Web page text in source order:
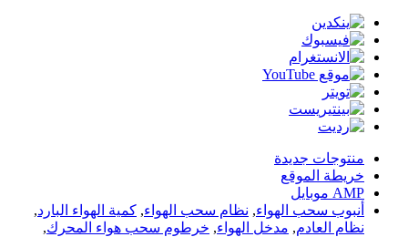
منتوجات جديدة
خريطة الموقع
AMP موبايل
أنبوب سحب الهواء, نظام سحب الهواء, كمية الهواء البارد,
نظام العادم, مدخل الهواء, خرطوم سحب هواء المحرك,